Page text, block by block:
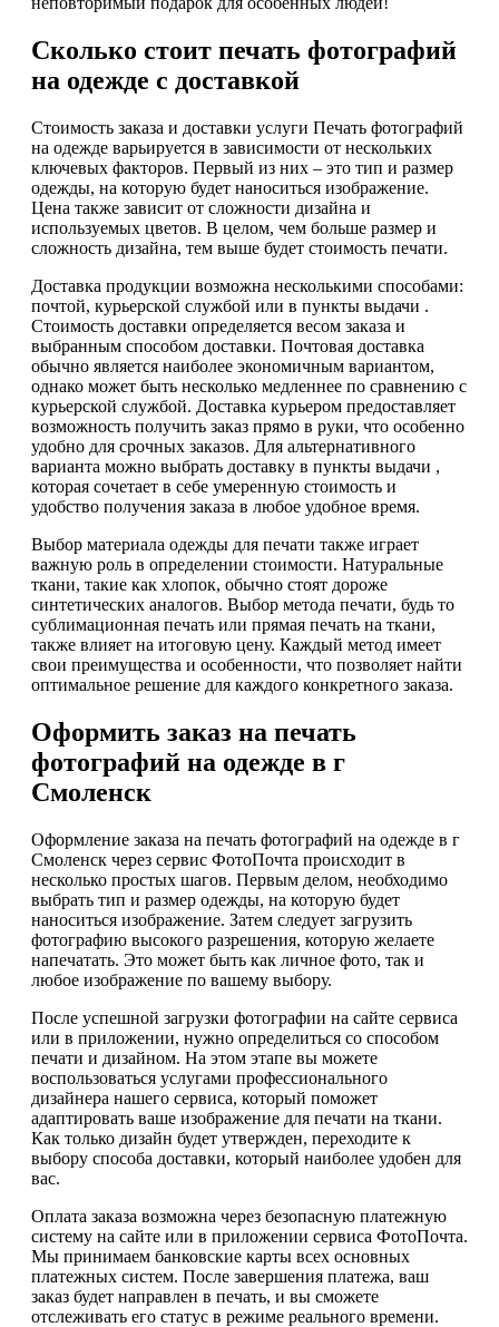
Сколько стоит печать фотографий
на одежде с доставкой
Стоимость заказа и доставки услуги Печать фотографий
на одежде варьируется в зависимости от нескольких
ключевых факторов. Первый из них – это тип и размер
одежды, на которую будет наноситься изображение.
Цена также зависит от сложности дизайна и
используемых цветов. В целом, чем больше размер и
сложность дизайна, тем выше будет стоимость печати.
Доставка продукции возможна несколькими способами:
почтой, курьерской службой или в пункты выдачи .
Стоимость доставки определяется весом заказа и
выбранным способом доставки. Почтовая доставка
обычно является наиболее экономичным вариантом,
однако может быть несколько медленнее по сравнению с
курьерской службой. Доставка курьером предоставляет
возможность получить заказ прямо в руки, что особенно
удобно для срочных заказов. Для альтернативного
варианта можно выбрать доставку в пункты выдачи ,
которая сочетает в себе умеренную стоимость и
удобство получения заказа в любое удобное время.
Выбор материала одежды для печати также играет
важную роль в определении стоимости. Натуральные
ткани, такие как хлопок, обычно стоят дороже
синтетических аналогов. Выбор метода печати, будь то
сублимационная печать или прямая печать на ткани,
также влияет на итоговую цену. Каждый метод имеет
свои преимущества и особенности, что позволяет найти
оптимальное решение для каждого конкретного заказа.
Оформить заказ на печать
фотографий на одежде в г
Смоленск
Оформление заказа на печать фотографий на одежде в г
Смоленск через сервис ФотоПочта происходит в
несколько простых шагов. Первым делом, необходимо
выбрать тип и размер одежды, на которую будет
наноситься изображение. Затем следует загрузить
фотографию высокого разрешения, которую желаете
напечатать. Это может быть как личное фото, так и
любое изображение по вашему выбору.
После успешной загрузки фотографии на сайте сервиса
или в приложении, нужно определиться со способом
печати и дизайном. На этом этапе вы можете
воспользоваться услугами профессионального
дизайнера нашего сервиса, который поможет
адаптировать ваше изображение для печати на ткани.
Как только дизайн будет утвержден, переходите к
выбору способа доставки, который наиболее удобен для
вас.
Оплата заказа возможна через безопасную платежную
систему на сайте или в приложении сервиса ФотоПочта.
Мы принимаем банковские карты всех основных
платежных систем. После завершения платежа, ваш
заказ будет направлен в печать, и вы сможете
отслеживать его статус в режиме реального времени.